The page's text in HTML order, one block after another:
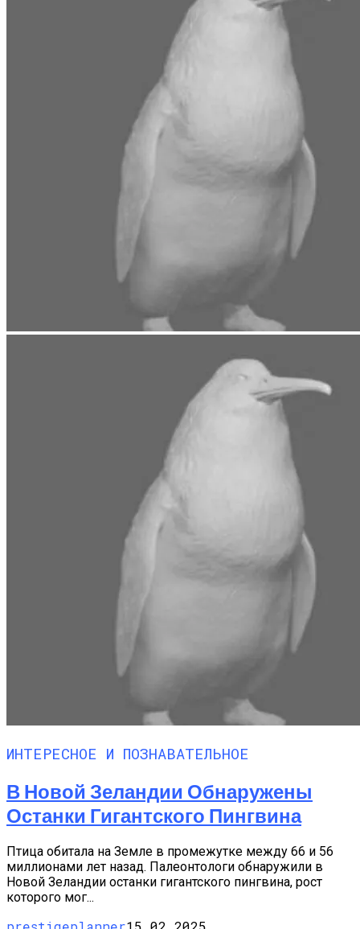
ИНТЕРЕСНОЕ И ПОЗНАВАТЕЛЬНОЕ
В Новой Зеландии Обнаружены
Останки Гигантского Пингвина
Птица обитала на Земле в промежутке между 66 и 56
миллионами лет назад. Палеонтологи обнаружили в
Новой Зеландии останки гигантского пингвина, рост
которого мог...